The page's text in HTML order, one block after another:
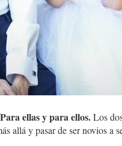
Para ellas y para ellos.Los
allá y pasar de ser novios a